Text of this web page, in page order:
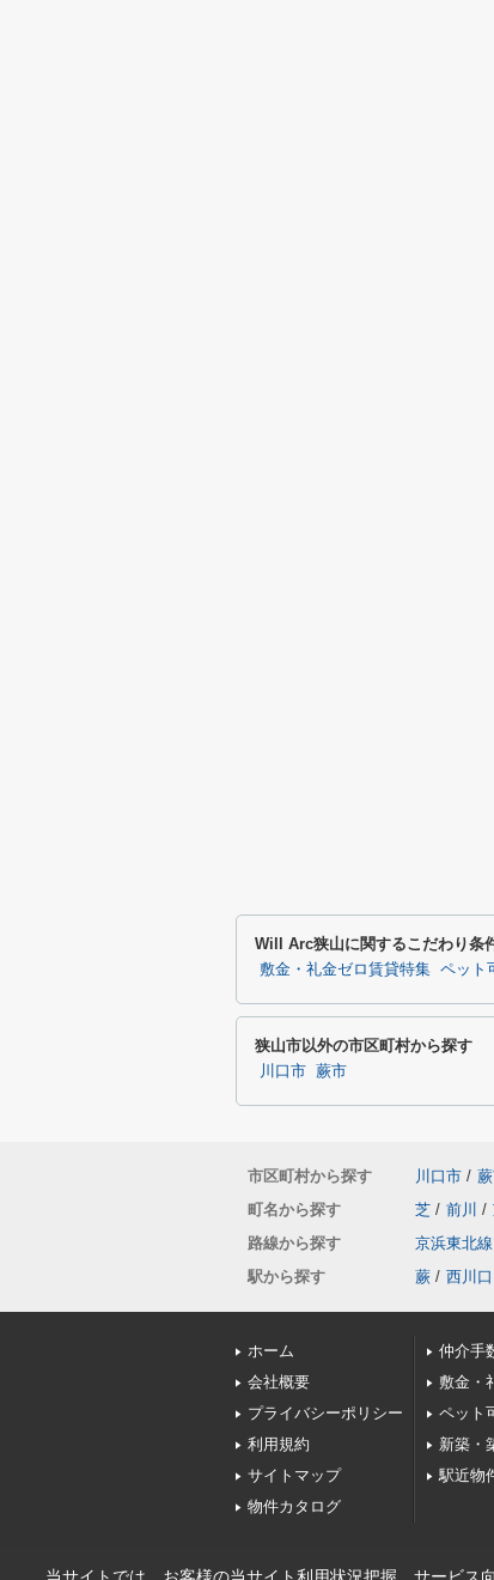
Will Arc狭山に関するこだわり条
敷金・礼金ゼロ賃貸特集 ペット
狭山市以外の市区町村から探す
川口市 蕨市
市区町村から探す 川口市 /
町名から探す
芝 / 前川 /
路線から探す
京浜東北線
駅から探す
蕨 / 西川口
ホーム
会社概要
プライバシーポリシー
利用規約
サイトマップ
物件カタログ
仲介手
敷金・
ペット
新築・
駅近物